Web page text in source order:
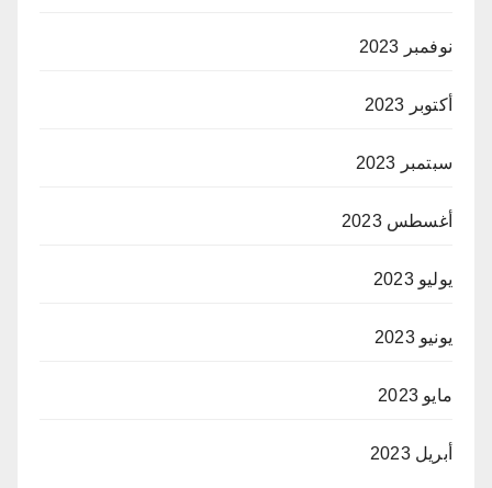
نوفمبر 2023
أكتوبر 2023
سبتمبر 2023
أغسطس 2023
يوليو 2023
يونيو 2023
مايو 2023
أبريل 2023